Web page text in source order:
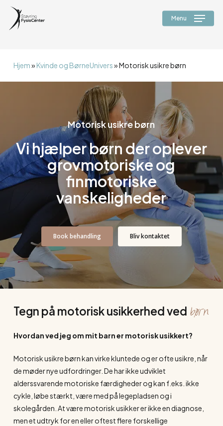
alert("JS virker");
Skip
main
Menu
Hjem» Kvinde og BørneUnivers»Motorisk usikre børn
Motorisk usikre børn
Vi hjælper børn der oplever
grovmotoriske og
finmotoriske
vanskeligheder
Book behandling Bliv kontaktet
Tegn på motorisk usikkerhed ved børn
Hvordan ved jeg om mit barn er motorisk usikkert?
Motorisk usikre børn kan virke kluntede og er ofte usikre, når
de møder nye udfordringer. De har ikke udviklet
alderssvarende motoriske færdigheder og kan f.eks. ikke
cykle, løbe stærkt, være med på legepladsen og i
skolegården. At være motorisk usikker er ikke en diagnose,
men et udtryk for en eller oftest flere forskellige